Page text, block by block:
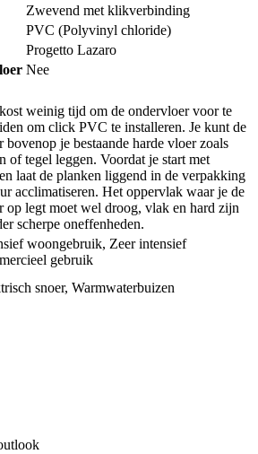
Zwevend met klikverbinding
PVC (Polyvinyl chloride)
Progetto Lazaro
Nee
weinig tijd om de ondervloer voor te
om click PVC te installeren. Je kunt de
bovenop je bestaande harde vloer zoals
of tegel leggen. Voordat je start met
laat de planken liggend in de verpakking
acclimatiseren. Het oppervlak waar je de
op legt moet wel droog, vlak en hard zijn
scherpe oneffenheden.
woongebruik, Zeer intensief
gebruik
snoer, Warmwaterbuizen